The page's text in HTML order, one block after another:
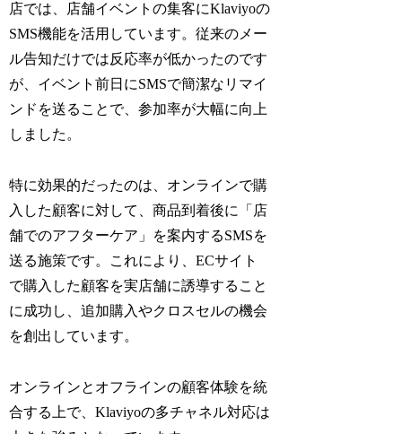
店では、店舗イベントの集客にKlaviyoの
SMS機能を活用しています。従来のメー
ル告知だけでは反応率が低かったのです
が、イベント前日にSMSで簡潔なリマイ
ンドを送ることで、参加率が大幅に向上
しました。
特に効果的だったのは、オンラインで購
入した顧客に対して、商品到着後に「店
舗でのアフターケア」を案内するSMSを
送る施策です。これにより、ECサイト
で購入した顧客を実店舗に誘導すること
に成功し、追加購入やクロスセルの機会
を創出しています。
オンラインとオフラインの顧客体験を統
合する上で、Klaviyoの多チャネル対応は